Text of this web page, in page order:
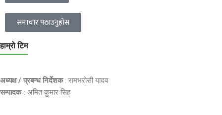
समाचार पठाउनुहोस
हाम्रो टिम
अध्यक्ष / प्रबन्ध निर्देशक: रामभरोसी यादव
सम्पादक : अमित कुमार सिह